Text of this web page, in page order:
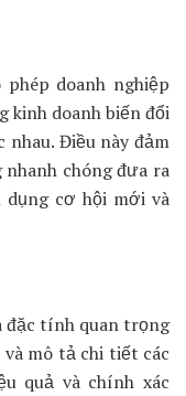
doanh nghiệp
kinh doanh biến đổi
nhau. Điều này đảm
chóng đưa ra
dụng cơ hội mới và
đặc tính quan trọng
mô tả chi tiết các
quả và chính xác